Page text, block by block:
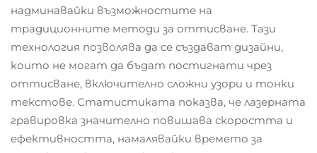
надминавайки възможностите на
традиционните методи за оттисване. Тази
технология позволява да се създават дизайни,
които не могат да бъдат постигнати чрез
оттисване, включително сложни узори и тонки
текстове. Статистиката показва, че лазерната
гравировка значително повишава скоростта и
ефективността, намалявайки времето за